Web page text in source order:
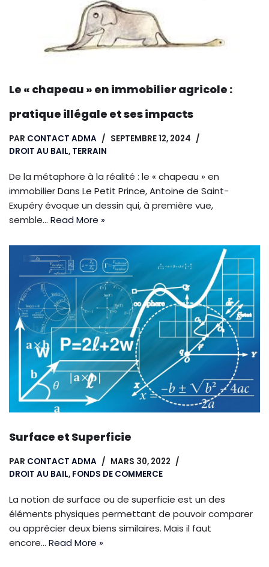
Le « chapeau » en immobilier agricole :
pratique illégale et ses impacts
PAR CONTACT ADMA
SEPTEMBRE 12, 2024
DROIT AU BAIL, TERRAIN
De la métaphore à la réalité : le « chapeau » en
immobilier Dans Le Petit Prince, Antoine de Saint-
Exupéry évoque un dessin qui, à première vue,
semble… Read More »
Surface et Superficie
PAR CONTACT ADMA
MARS 30, 2022
DROIT AU BAIL, FONDS DE COMMERCE
La notion de surface ou de superficie est un des
éléments physiques permettant de pouvoir comparer
ou apprécier deux biens similaires. Mais il faut
encore… Read More »